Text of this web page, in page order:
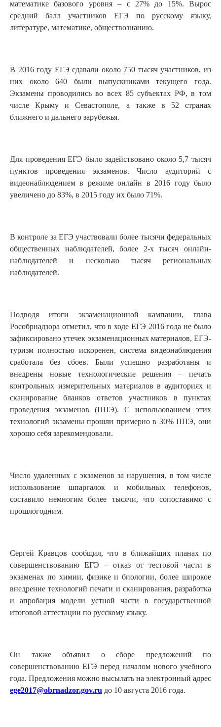
математике базового уровня – с 27% до 15%. Вырос
средний балл участников ЕГЭ по русскому языку,
литературе, математике, обществознанию.
В 2016 году ЕГЭ сдавали около 750 тысяч участников, из
них около 640 были выпускниками текущего года.
Экзамены проводились во всех 85 субъектах РФ, в том
числе Крыму и Севастополе, а также в 52 странах
ближнего и дальнего зарубежья.
Для проведения ЕГЭ было задействовано около 5,7 тысяч
пунктов проведения экзаменов. Число аудиторий с
видеонаблюдением в режиме онлайн в 2016 году было
увеличено до 83%, в 2015 году их было 71%.
В контроле за ЕГЭ участвовали более тысячи федеральных
общественных наблюдателей, более 2-х тысяч онлайн-
наблюдателей и несколько тысяч региональных
наблюдателей.
Подводя итоги экзаменационной кампании, глава
Рособрнадзора отметил, что в ходе ЕГЭ 2016 года не было
зафиксировано утечек экзаменационных материалов, ЕГЭ-
туризм полностью искоренен, система видеонаблюдения
сработала без сбоев. Были успешно разработаны и
внедрены новые технологические решения – печать
контрольных измерительных материалов в аудиториях и
сканирование бланков ответов участников в пунктах
проведения экзаменов (ППЭ). С использованием этих
технологий экзамены прошли примерно в 30% ППЭ, они
хорошо себя зарекомендовали.
Число удаленных с экзаменов за нарушения, в том числе
использование шпаргалок и мобильных телефонов,
составило немногим более тысячи, что сопоставимо с
прошлогодним.
Сергей Кравцов сообщил, что в ближайших планах по
совершенствованию ЕГЭ – отказ от тестовой части в
экзаменах по химии, физике и биологии, более широкое
внедрение технологий печати и сканирования, разработка
и апробация модели устной части в государственной
итоговой аттестации по русскому языку.
Он также объявил о сборе предложений по
совершенствованию ЕГЭ перед началом нового учебного
года. Предложения можно высылать на электронный адрес
ege2017@obrnadzor.gov.ru до 10 августа 2016 года.